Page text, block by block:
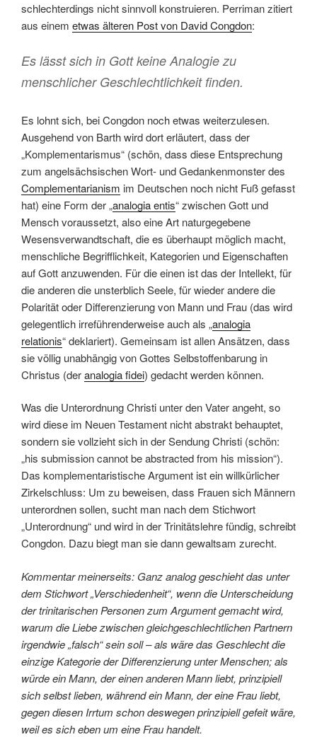
schlechterdings nicht sinnvoll konstruieren. Perriman zitiert
aus einem etwas älteren Post von David Congdon:
Es lässt sich in Gott keine Analogie zu
menschlicher Geschlechtlichkeit finden.
Es lohnt sich, bei Congdon noch etwas weiterzulesen.
Ausgehend von Barth wird dort erläutert, dass der
„Komplementarismus“ (schön, dass diese Entsprechung
zum angelsächsischen Wort- und Gedankenmonster des
Complementarianism im Deutschen noch nicht Fuß gefasst
hat) eine Form der „analogia entis“ zwischen Gott und
Mensch voraussetzt, also eine Art naturgegebene
Wesensverwandtschaft, die es überhaupt möglich macht,
menschliche Begrifflichkeit, Kategorien und Eigenschaften
auf Gott anzuwenden. Für die einen ist das der Intellekt, für
die anderen die unsterblich Seele, für wieder andere die
Polarität oder Differenzierung von Mann und Frau (das wird
gelegentlich irreführenderweise auch als „analogia
relationis“ deklariert). Gemeinsam ist allen Ansätzen, dass
sie völlig unabhängig von Gottes Selbstoffenbarung in
Christus (deranalogia fidei) gedacht werden können.
Was die Unterordnung Christi unter den Vater angeht, so
wird diese im Neuen Testament nicht abstrakt behauptet,
sondern sie vollzieht sich in der Sendung Christi (schön:
„his submission cannot be abstracted from his mission“).
Das komplementaristische Argument ist ein willkürlicher
Zirkelschluss: Um zu beweisen, dass Frauen sich Männern
unterordnen sollen, sucht man nach dem Stichwort
„Unterordnung“ und wird in der Trinitätslehre fündig, schreibt
Congdon. Dazu biegt man sie dann gewaltsam zurecht.
Kommentar meinerseits: Ganz analog geschieht das unter
dem Stichwort „Verschiedenheit“, wenn die Unterscheidung
der trinitarischen Personen zum Argument gemacht wird,
warum die Liebe zwischen gleichgeschlechtlichen Partnern
irgendwie „falsch“ sein soll – als wäre das Geschlecht die
einzige Kategorie der Differenzierung unter Menschen; als
würde ein Mann, der einen anderen Mann liebt, prinzipiell
sich selbst lieben, während ein Mann, der eine Frau liebt,
gegen diesen Irrtum schon deswegen prinzipiell gefeit wäre,
weil es sich eben um eine Frau handelt.